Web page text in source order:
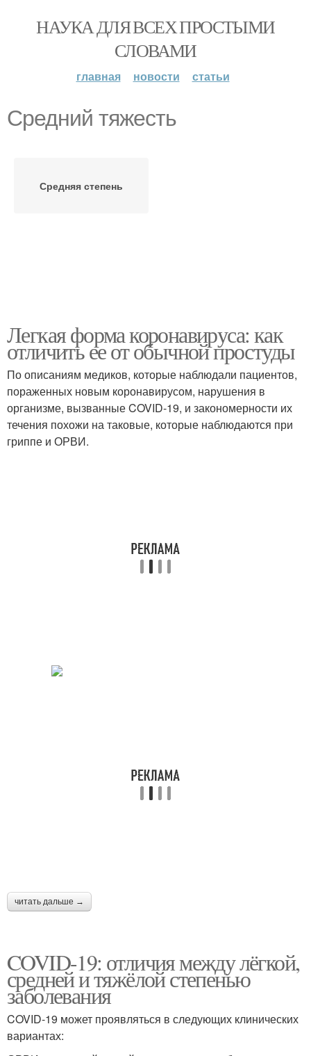
НАУКА ДЛЯ ВСЕХ ПРОСТЫМИ
СЛОВАМИ
главная новости статьи
Средний тяжесть
Средняя степень
Легкая форма коронавируса: как
отличить ее от обычной простуды
По описаниям медиков, которые наблюдали пациентов,
пораженных новым коронавирусом, нарушения в
организме, вызванные COVID-19, и закономерности их
течения похожи на таковые, которые наблюдаются при
гриппе и ОРВИ.
читать дальше →
COVID-19: отличия между лёгкой,
средней и тяжёлой степенью
заболевания
COVID-19 может проявляться в следующих клинических
вариантах: